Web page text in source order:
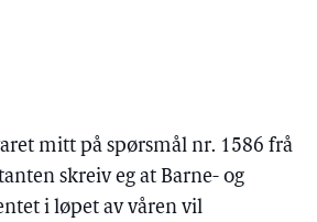
mitt på spørsmål nr. 1586 frå
skreiv eg at Barne- og
i løpet av våren vil